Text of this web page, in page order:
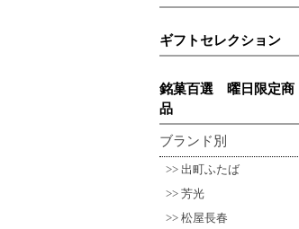
ギフトセレクション
銘菓百選 曜日限定商
品
ブランド別
出町ふたば
芳光
松屋長春